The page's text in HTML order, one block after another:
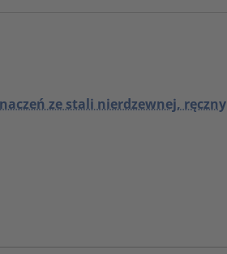
ze stali nierdzewnej, ręczny